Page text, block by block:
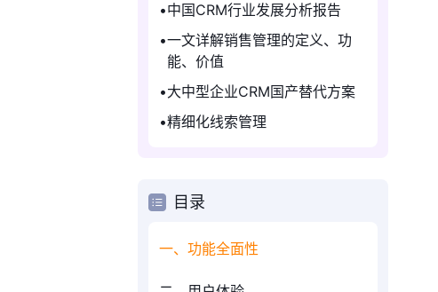
中国CRM行业发展分析报告
一文详解销售管理的定义、功
能、价值
大中型企业CRM国产替代方案
精细化线索管理
目录
一、功能全面性